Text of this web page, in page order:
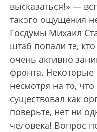
высказаться!» —
такого ощущения
Госдумы Михаил
штаб попали те,
очень активно
фронта. Некоторые
несмотря на то,
существовал как
поверьте, нет ни
человека! Вопрос